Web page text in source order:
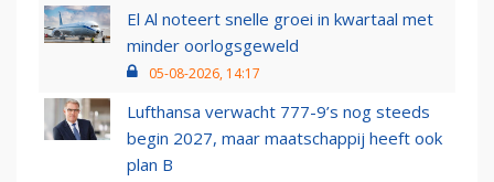
El Al noteert snelle groei in kwartaal met
minder oorlogsgeweld
05-08-2026, 14:17
Lufthansa verwacht 777-9’s nog steeds
begin 2027, maar maatschappij heeft ook
plan B